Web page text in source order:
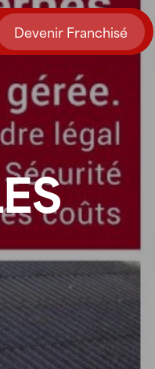
Devenir Franchisé